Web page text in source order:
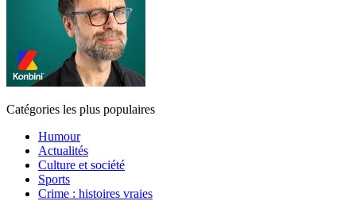
Catégories les plus populaires
Humour
Actualités
Culture et société
Sports
Crime : histoires vraies